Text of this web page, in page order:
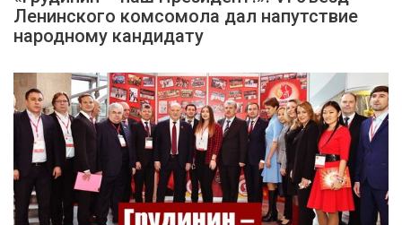
Ленинского комсомола дал напутствие
народному кандидату